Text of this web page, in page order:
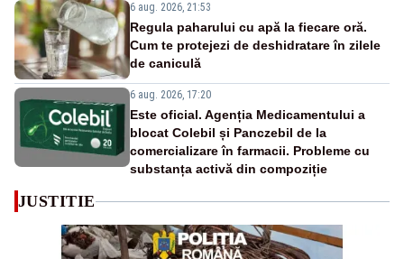
6 aug. 2026, 21:53
Regula paharului cu apă la fiecare oră.
Cum te protejezi de deshidratare în zilele
de caniculă
6 aug. 2026, 17:20
Este oficial. Agenția Medicamentului a
blocat Colebil și Panczebil de la
comercializare în farmacii. Probleme cu
substanța activă din compoziție
JUSTITIE